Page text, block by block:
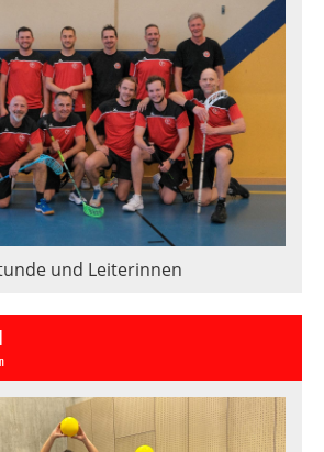
und Leiterinnen